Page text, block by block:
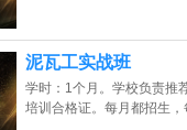
泥瓦工实战班
学时：1个月。学校负责推
培训合格证。每月都招生